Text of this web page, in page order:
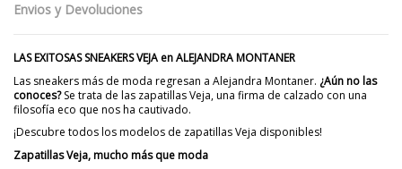
Envios y Devoluciones
LAS EXITOSAS SNEAKERS VEJA en ALEJANDRA MONTANER
Las sneakers más de moda regresan a Alejandra Montaner. ¿Aún no las
conoces?Se trata de las zapatillas Veja, una firma de calzado con una
filosofía eco que nos ha cautivado.
¡Descubre todos los modelos de zapatillas Veja disponibles!
Zapatillas Veja, mucho más que moda